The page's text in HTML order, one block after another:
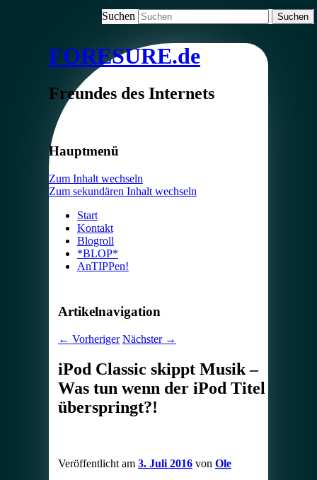
FORESURE.de
Freundes des Internets
Suchen
Hauptmenü
Zum Inhalt wechseln
Zum sekundären Inhalt wechseln
Start
Kontakt
Blogroll
*BLOP*
AnTIPPen!
Artikelnavigation
← Vorheriger Nächster →
iPod Classic skippt Musik –
Was tun wenn der iPod Titel
überspringt?!
Veröffentlicht am 3. Juli 2016 von Ole